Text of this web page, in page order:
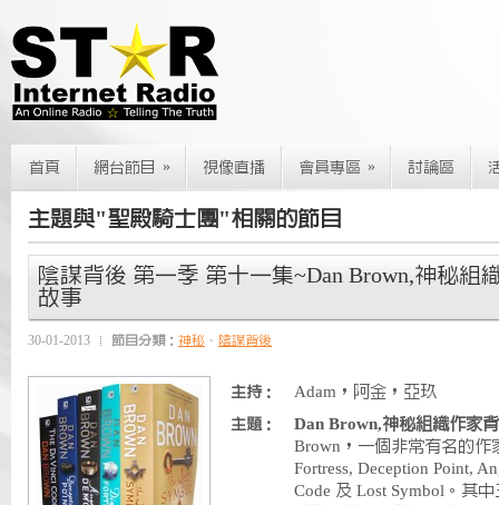
首頁 網台節目 » 視像直播 會員專區 » 討論區
主題與"聖殿騎士團"相關的節目
陰謀背後 第一季 第十一集~Dan Brown,神秘組
故事
30-01-2013 節目分類： 神秘 、 陰謀背後
主持： Adam，阿金，亞玖
主題：
Dan Brown,神秘組織作家
Brown，一個非常有名的作
Fortress, Deception Point,
Code 及 Lost Symbol。其